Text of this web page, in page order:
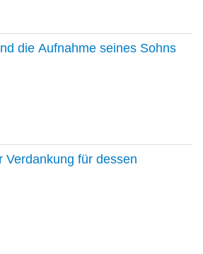
die Aufnahme seines Sohns
Verdankung für dessen